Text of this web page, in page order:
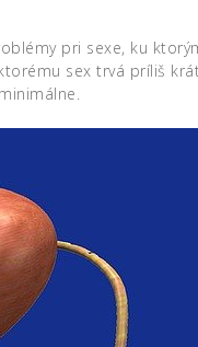
pri sexe, ku
sex trvá príliš
minimálne.